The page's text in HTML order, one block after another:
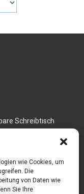
wie Cookies, um
Die
von Daten wie
Sie Ihre
Schreibtisch